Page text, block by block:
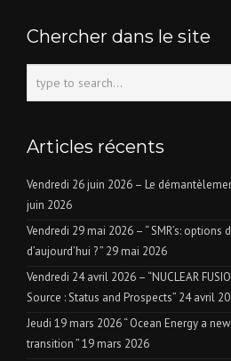
Chercher dans le site
Articles récents
Vendredi 26 juin 2026 – Le
juin 2026
Vendredi 29 mai 2026 – “ SMR’s: options
d’aujourd’hui ? ” 29 mai 2026
Vendredi 24 avril 2026 – “NUCLEAR
Source : Status and Prospects” 24 avril
Jeudi 19 mars 2026 “ Ocean Energy a
transition ”19 mars 2026